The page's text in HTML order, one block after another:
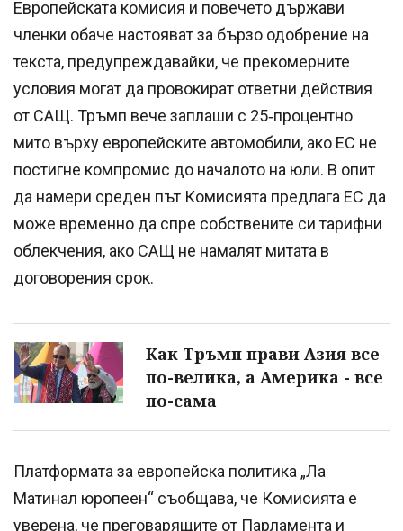
Европейската комисия и повечето държави
членки обаче настояват за бързо одобрение на
текста, предупреждавайки, че прекомерните
условия могат да провокират ответни действия
от САЩ. Тръмп вече заплаши с 25‑процентно
мито върху европейските автомобили, ако ЕС не
постигне компромис до началото на юли. В опит
да намери среден път Комисията предлага ЕС да
може временно да спре собствените си тарифни
облекчения, ако САЩ не намалят митата в
договорения срок.
Как Тръмп прави Азия все
по-велика, а Америка - все
по-сама
Платформата за европейска политика „Ла
Матинал юропеен“ съобщава, че Комисията е
уверена, че преговарящите от Парламента и